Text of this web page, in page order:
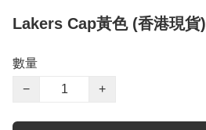
Lakers Cap黃色 (香港現貨)
數量
−
+